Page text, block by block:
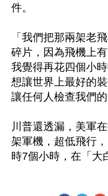
件。
「我們把那兩架老
碎片，因為飛機上
我覺得再花四個小
想讓世界上最好的
讓任何人檢查我們
川普還透漏，美軍
架軍機，超低飛行